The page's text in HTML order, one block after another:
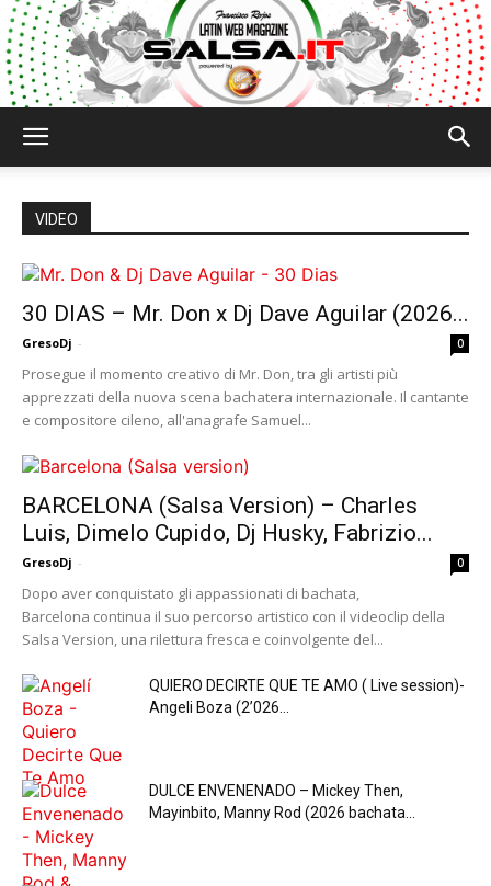
VIDEO
30 DIAS – Mr. Don x Dj Dave Aguilar (2026...
GresoDj - 0
Prosegue il momento creativo di Mr. Don, tra gli artisti più
apprezzati della nuova scena bachatera internazionale. Il cantante
e compositore cileno, all'anagrafe Samuel...
BARCELONA (Salsa Version) – Charles
Luis, Dimelo Cupido, Dj Husky, Fabrizio...
GresoDj - 0
Dopo aver conquistato gli appassionati di bachata,
Barcelona continua il suo percorso artistico con il videoclip della
Salsa Version, una rilettura fresca e coinvolgente del...
QUIERO DECIRTE QUE TE AMO ( Live session)-
Angeli Boza (2’026...
DULCE ENVENENADO – Mickey Then,
Mayinbito, Manny Rod (2026 bachata...